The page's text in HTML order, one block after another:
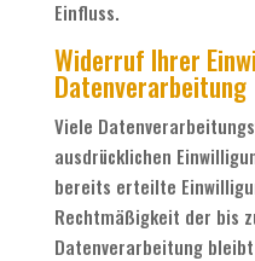
Einfluss.
Widerruf Ihrer
Datenverarbeitung
Viele
ausdrücklichen
bereits erteilte
Rechtmäßigkeit der bis
Datenverarbeitung